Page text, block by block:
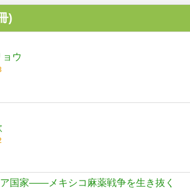
)
ウ
国家――メキシコ麻薬戦争を生き抜く